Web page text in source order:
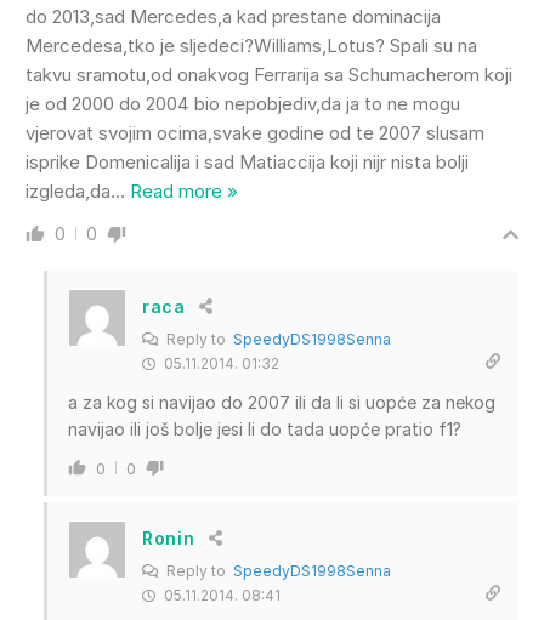
do 2013,sad Mercedes,a kad prestane dominacija
Mercedesa,tko je sljedeci?Williams,Lotus? Spali su na
takvu sramotu,od onakvog Ferrarija sa Schumacherom koji
je od 2000 do 2004 bio nepobjediv,da ja to ne mogu
vjerovat svojim ocima,svake godine od te 2007 slusam
isprike Domenicalija i sad Matiaccija koji nijr nista bolji
izgleda,da… Read more »
0 0
raca
Reply to SpeedyDS1998Senna
05.11.2014. 01:32
a za kog si navijao do 2007 ili da li si uopće za nekog
navijao ili još bolje jesi li do tada uopće pratio f1?
0 0
Ronin
Reply to SpeedyDS1998Senna
05.11.2014. 08:41